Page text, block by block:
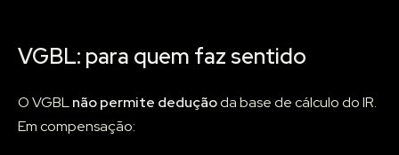
VGBL: para quem faz sentido
O VGBLnão permite deduçãoda base de cálculo do IR.
Em compensação: